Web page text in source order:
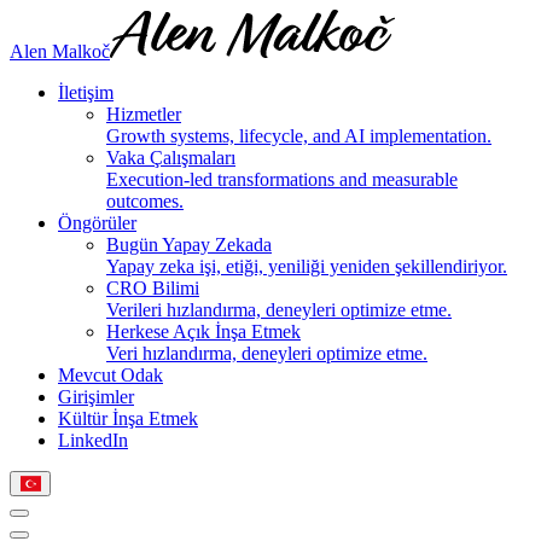
Alen Malkoč
İletişim
Hizmetler
Growth systems, lifecycle, and AI implementation.
Vaka Çalışmaları
Execution-led transformations and measurable
outcomes.
Öngörüler
Bugün Yapay Zekada
Yapay zeka işi, etiği, yeniliği yeniden şekillendiriyor.
CRO Bilimi
Verileri hızlandırma, deneyleri optimize etme.
Herkese Açık İnşa Etmek
Veri hızlandırma, deneyleri optimize etme.
Mevcut Odak
Girişimler
Kültür İnşa Etmek
LinkedIn